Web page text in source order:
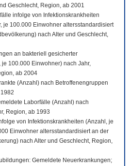
Geschlecht, Region, ab 2001
infolge von Infektionskrankheiten
je 100.000 Einwohner altersstandardisiert
nach Alter und Geschlecht,
an bakteriell gesicherter
100.000 Einwohner) nach Jahr,
ab 2004
(Anzahl) nach Betroffenengruppen
Laborfälle (Anzahl) nach
Region, ab 1993
von Infektionskrankheiten (Anzahl, je
Einwohner altersstandardisiert an der
nach Alter und Geschlecht, Region,
Gemeldete Neuerkrankungen;